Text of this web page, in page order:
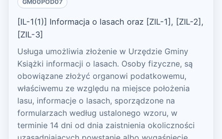
GM00POD07
[IL-1(1)] Informacja o lasach oraz [ZIL-1], [ZIL-2],
[ZIL-3]
Usługa umożliwia złożenie w Urzędzie Gminy
Książki informacji o lasach. Osoby fizyczne, są
obowiązane złożyć organowi podatkowemu,
właściwemu ze względu na miejsce położenia
lasu, informacje o lasach, sporządzone na
formularzach według ustalonego wzoru, w
terminie 14 dni od dnia zaistnienia okoliczności